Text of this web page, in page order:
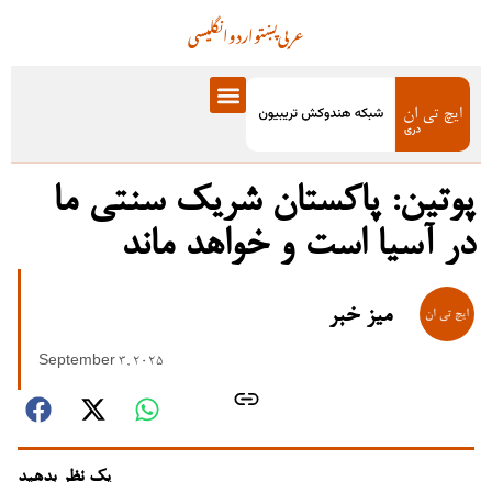
انگلیسیاردوپښتوعربی
پوتین: پاکستان شریک سنتی ما
در آسیا است و خواهد ماند
میز خبر
September 3, 2025
یک نظر بدهید